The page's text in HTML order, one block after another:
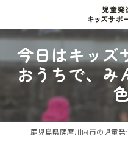
今日はキッズ
おうちで、み
鹿児島県薩摩川内市